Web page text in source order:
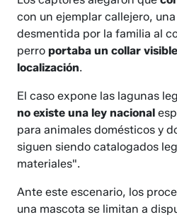
con un ejemplar callejero,
desmentida por la familia al
perro portaba un collar
localización.
El caso expone las lagunas
no existe una ley nacional
para animales domésticos y
siguen siendo catalogados
materiales".
Ante este escenario, los
una mascota se limitan a